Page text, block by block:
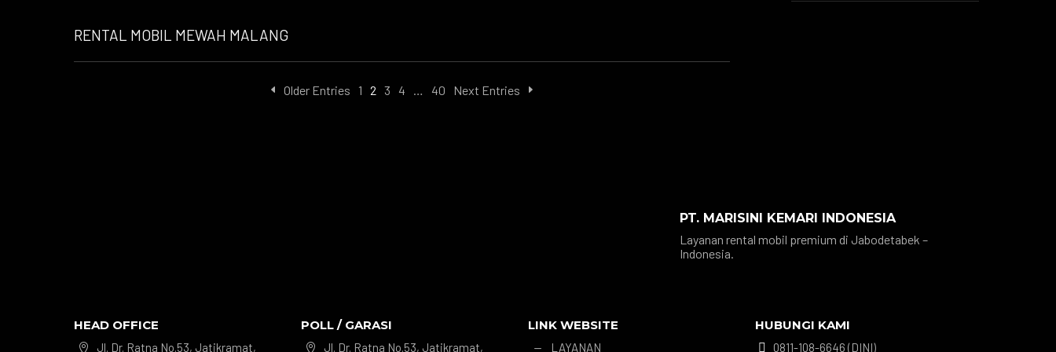
RENTAL MOBIL MEWAH MALANG
Older Entries 1 2 3 4 … 40 Next Entries
PT. MARISINI KEMARI INDONESIA
Layanan rental mobil premium di Jabodetabek –
Indonesia.
HEAD OFFICE
 Jl. Dr. Ratna No.53, Jatikramat,
POLL / GARASI
 Jl. Dr. Ratna No.53, Jatikramat,
LINK WEBSITE
K LAYANAN
HUBUNGI KAMI
 0811-108-6646 (DINI)